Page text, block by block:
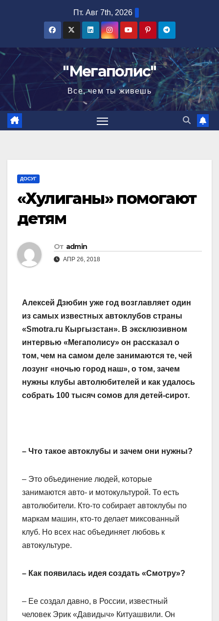
Пт. Авг 7th, 2026
"Мегаполис"
Все, чем ты живешь
ДОСУГ
«Хулиганы» помогают
детям
От admin
АПР 26, 2018
Алексей Дзюбин уже год возглавляет один
из самых известных автоклубов страны
«Smоtra.ru Кыргызстан». В эксклюзивном
ин­тервью «Мегаполису» он рассказал о
том, чем на самом деле занимаются те, чей
лозунг «ночью город наш», о том, зачем
нужны клубы автолюбителей и как удалось
собрать 100 тысяч сомов для детей-сирот.
– Что такое автоклубы и зачем они нужны?
– Это объединение людей, которые
занимаются авто- и мотокультурой. То есть
автолюбители. Кто-то собирает автоклубы по
маркам машин, кто-то делает миксованный
клуб. Но всех нас объединяет любовь к
автокультуре.
– Как появилась идея создать «Смотру»?
– Ее создал давно, в России, известный
человек Эрик «Давидыч» Китуашвили. Он